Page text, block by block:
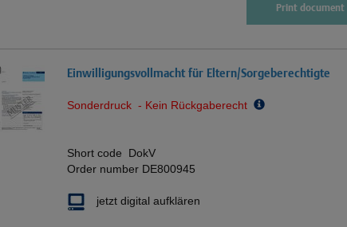
Print document
Einwilligungsvollmacht für Eltern/Sorgeberechtigte
Sonderdruck - Kein Rückgaberecht
Short code DokV
Order number DE800945
jetzt digital aufklären